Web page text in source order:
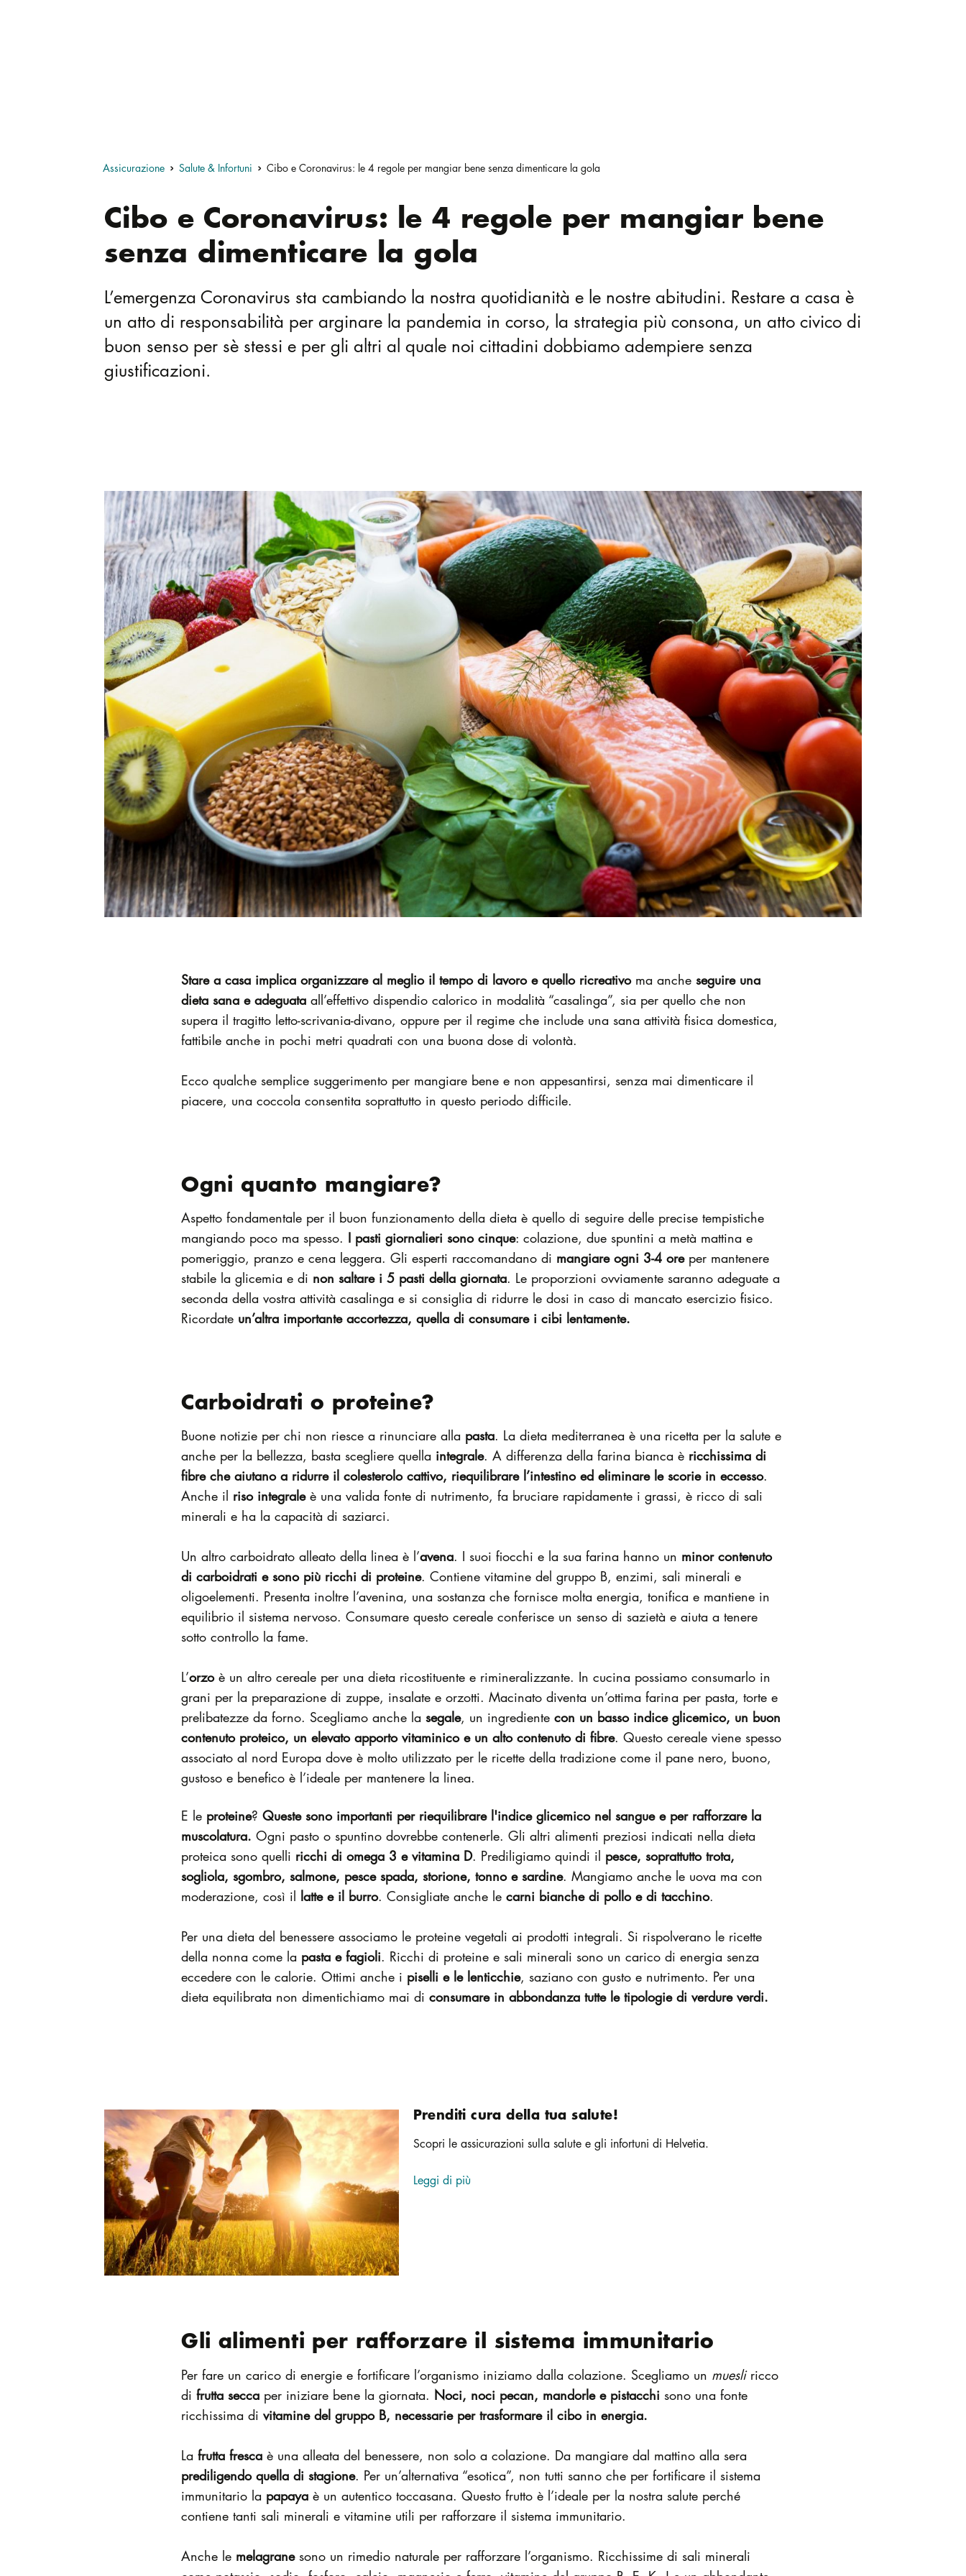
Assicurazione Salute & Infortuni Cibo e Coronavirus: le 4 regole per mangiar bene senza dimenticare la gola
Cibo e Coronavirus: le 4 regole per mangiar bene
senza dimenticare la gola
L’emergenza Coronavirus sta cambiando la nostra quotidianità e le nostre abitudini. Restare a casa è
un atto di responsabilità per arginare la pandemia in corso, la strategia più consona, un atto civico di
buon senso per sè stessi e per gli altri al quale noi cittadini dobbiamo adempiere senza
giustificazioni.
Stare a casa implica organizzare al meglio il tempo di lavoro e quello ricreativoma ancheseguire una
dieta sana e adeguata all’effettivo dispendio calorico in modalità “casalinga”, sia per quello che non
supera il tragitto letto-scrivania-divano, oppure per il regime che include una sana attività fisica domestica,
fattibile anche in pochi metri quadrati con una buona dose di volontà.
Ecco qualche semplice suggerimento per mangiare bene e non appesantirsi, senza mai dimenticare il
piacere, una coccola consentita soprattutto in questo periodo difficile.
Ogni quanto mangiare?
Aspetto fondamentale per il buon funzionamento della dieta è quello di seguire delle precise tempistiche
mangiando poco ma spesso. I pasti giornalieri sono cinque: colazione, due spuntini a metà mattina e
pomeriggio, pranzo e cena leggera. Gli esperti raccomandano di mangiare ogni 3-4 oreper mantenere
stabile la glicemia e di non saltare i 5 pasti della giornata. Le proporzioni ovviamente saranno adeguate a
seconda della vostra attività casalinga e si consiglia di ridurre le dosi in caso di mancato esercizio fisico.
Ricordate un’altra importante accortezza, quella di consumare i cibi lentamente.
Carboidrati o proteine?
Buone notizie per chi non riesce a rinunciare alla pasta. La dieta mediterranea è una ricetta per la salute e
anche per la bellezza, basta scegliere quella integrale. A differenza della farina bianca è ricchissima di
fibre che aiutano a ridurre il colesterolo cattivo, riequilibrare l’intestino ed eliminare le scorie in eccesso.
Anche il riso integraleè una valida fonte di nutrimento, fa bruciare rapidamente i grassi, è ricco di sali
minerali e ha la capacità di saziarci.
Un altro carboidrato alleato della linea è l’avena. I suoi fiocchi e la sua farina hanno un minor contenuto
di carboidrati e sono più ricchi di proteine. Contiene vitamine del gruppo B, enzimi, sali minerali e
oligoelementi. Presenta inoltre l’avenina, una sostanza che fornisce molta energia, tonifica e mantiene in
equilibrio il sistema nervoso. Consumare questo cereale conferisce un senso di sazietà e aiuta a tenere
sotto controllo la fame.
L’orzoè un altro cereale per una dieta ricostituente e rimineralizzante. In cucina possiamo consumarlo in
grani per la preparazione di zuppe, insalate e orzotti. Macinato diventa un’ottima farina per pasta, torte e
prelibatezze da forno. Scegliamo anche lasegale, un ingredientecon un basso indice glicemico, un buon
contenuto proteico, un elevato apporto vitaminico e un alto contenuto di fibre. Questo cereale viene spesso
associato al nord Europa dove è molto utilizzato per le ricette della tradizione come il pane nero, buono,
gustoso e benefico è l’ideale per mantenere la linea.
E le proteine?Queste sono importanti per riequilibrare l'indice glicemico nel sangue e per rafforzare la
muscolatura.Ogni pasto o spuntino dovrebbe contenerle. Gli altri alimenti preziosi indicati nella dieta
proteica sono quelli ricchi di omega 3 e vitamina D. Prediligiamo quindi il pesce, soprattutto trota,
sogliola, sgombro, salmone, pesce spada, storione, tonno e sardine. Mangiamo anche le uova ma con
moderazione, così il latte e il burro. Consigliate anche lecarni bianche di pollo e di tacchino.
Per una dieta del benessere associamo le proteine vegetali ai prodotti integrali. Si rispolverano le ricette
della nonna come la pasta e fagioli. Ricchi di proteine e sali minerali sono un carico di energia senza
eccedere con le calorie. Ottimi anche i piselli e le lenticchie, saziano con gusto e nutrimento. Per una
dieta equilibrata non dimentichiamo mai diconsumare in abbondanza tutte le tipologie di verdure verdi.
Prenditi cura della tua salute!
Scopri le assicurazioni sulla salute e gli infortuni di Helvetia.
Leggi di più
Gli alimenti per rafforzare il sistema immunitario
Per fare un carico di energie e fortificare l’organismo iniziamo dalla colazione. Scegliamo un muesliricco
difrutta secca per iniziare bene la giornata. Noci, noci pecan, mandorle e pistacchi sono una fonte
ricchissima divitamine del gruppo B, necessarie per trasformare il cibo in energia.
Lafrutta fresca è una alleata del benessere, non solo a colazione. Da mangiare dal mattino alla sera
prediligendo quella di stagione. Per un’alternativa “esotica”, non tutti sanno che per fortificare il sistema
immunitario la papaya è un autentico toccasana. Questo frutto è l’ideale per la nostra salute perché
contiene tanti sali minerali e vitamine utili per rafforzare il sistema immunitario.
Anche le melagranesono un rimedio naturale per rafforzare l’organismo. Ricchissime di sali minerali